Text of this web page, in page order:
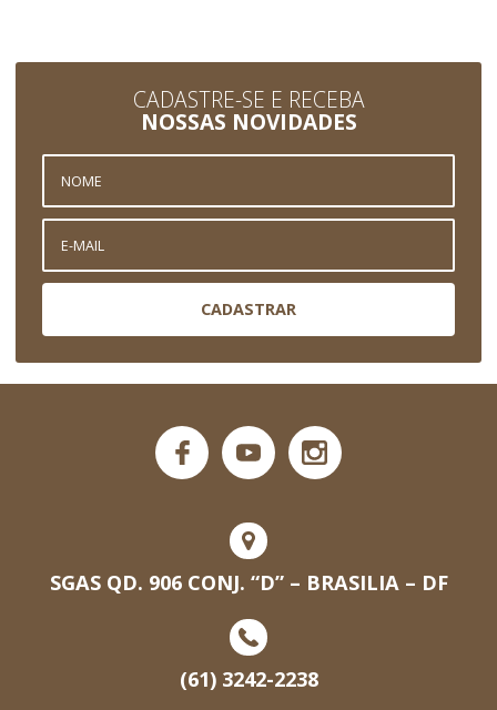
CADASTRE-SE E RECEBA
NOSSAS NOVIDADES
CADASTRAR
SGAS QD. 906 CONJ. “D” – BRASILIA – DF
(61) 3242-2238